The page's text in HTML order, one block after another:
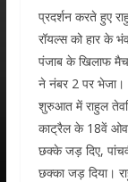
प्रदर्शन करते हुए
रॉयल्स को हार के
पंजाब के खिलाफ मैच
ने नंबर 2 पर भेजा।
शुरुआत में राहुल
काट्रैल के 18वें
छक्के जड़ दिए,
छक्का जड़ दिया।